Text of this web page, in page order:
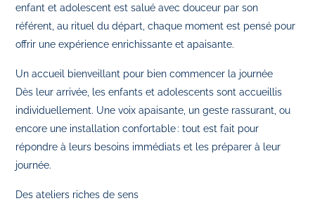
enfant et adolescent est salué avec douceur par son
référent, au rituel du départ, chaque moment est pensé pour
offrir une expérience enrichissante et apaisante.
Un accueil bienveillant pour bien commencer la journée
Dès leur arrivée, les enfants et adolescents sont accueillis
individuellement. Une voix apaisante, un geste rassurant, ou
encore une installation confortable : tout est fait pour
répondre à leurs besoins immédiats et les préparer à leur
journée.
Des ateliers riches de sens